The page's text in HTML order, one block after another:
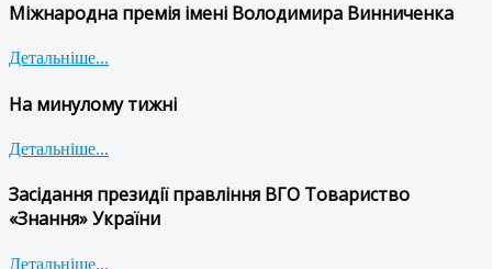
Міжнародна премія імені Володимира Винниченка
Детальніше...
На минулому тижні
Детальніше...
Засідання президії правління ВГО Товариство
«Знання» України
Детальніше...